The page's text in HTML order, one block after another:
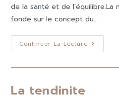
de la santé et de l'équilibre.La
fonde sur le concept du…
Continuer La Lecture
La tendinite